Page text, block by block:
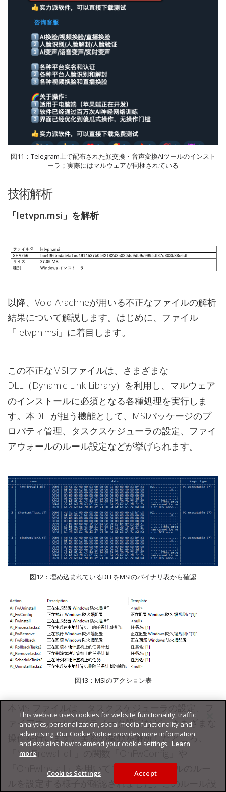
図11：Telegram上で配布された顔交換・音声変換AIツールのインスト
ーラ；実際にはマルウェアが同梱されている
技術解析
「letvpn.msi」を解析
以降、Void Arachneが用いる不正なファイルの解析
結果について解説します。はじめに、ファイル
「letvpn.msi」に着目します。
この不正なMSIファイルは、さまざまな
DLL（Dynamic Link Library）を利用し、マルウェア
のインストールに必須となる各種処理を実行しま
す。本DLLが担う機能として、MSIパッケージのプ
ロパティ管理、タスクスケジューラの設定、ファイ
アウォールのルール設定などが挙げられます。
図12：埋め込まれているDLLをMSIのバイナリ表から確認
図13：MSIのアクション表
ァイアウォールのパラメータ設定など、さまざまな
操作を行います。実際の挙動を解析したところ、
「NetFirewall.dll」の関数「OnFwConfig」や
「OnFwInstall」を用いてファイアウォールのルー
ルを設定する様子が確認されました。このルール設
This website uses cookies for website functionality, traffic
analytics, personalization, social media functionality and
advertising. Our Cookie Notice provides more information
and explains how to amend your cookie settings. Learn
more
Cookies Settings Accept